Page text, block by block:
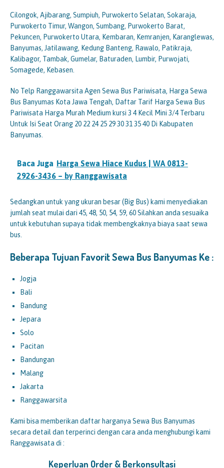
Cilongok, Ajibarang, Sumpiuh, Purwokerto Selatan, Sokaraja,
Purwokerto Timur, Wangon, Sumbang, Purwokerto Barat,
Pekuncen, Purwokerto Utara, Kembaran, Kemranjen, Karanglewas,
Banyumas, Jatilawang, Kedung Banteng, Rawalo, Patikraja,
Kalibagor, Tambak, Gumelar, Baturaden, Lumbir, Purwojati,
Somagede, Kebasen.
No Telp Ranggawarsita Agen Sewa Bus Pariwisata, Harga Sewa
Bus Banyumas Kota Jawa Tengah, Daftar Tarif Harga Sewa Bus
Pariwisata Harga Murah Medium kursi 3 4 Kecil Mini 3/4 Terbaru
Untuk Isi Seat Orang 20 22 24 25 29 30 31 35 40 Di Kabupaten
Banyumas.
Baca Juga Harga Sewa Hiace Kudus | WA 0813-
2926-3436 – by Ranggawisata
Sedangkan untuk yang ukuran besar (Big Bus) kami menyediakan
jumlah seat mulai dari 45, 48, 50, 54, 59, 60 Silahkan anda sesuaika
untuk kebutuhan supaya tidak membengkaknya biaya saat sewa
bus.
Beberapa Tujuan Favorit Sewa Bus Banyumas Ke :
Jogja
Bali
Bandung
Jepara
Solo
Pacitan
Bandungan
Malang
Jakarta
Ranggawarsita
Kami bisa memberikan daftar harganya Sewa Bus Banyumas
secara detail dan terperinci dengan cara anda menghubungi kami
Ranggawisata di :
Keperluan Order & Berkonsultasi